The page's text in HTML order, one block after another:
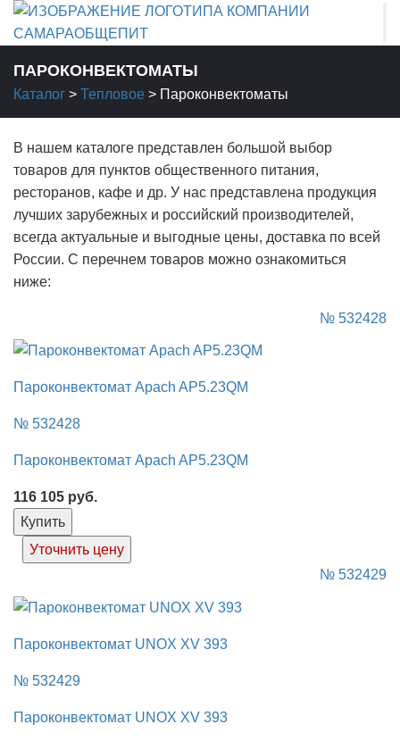
ПАРОКОНВЕКТОМАТЫ
Каталог > Тепловое > Пароконвектоматы
В нашем каталоге представлен большой выбор
товаров для пунктов общественного питания,
ресторанов, кафе и др. У нас представлена продукция
лучших зарубежных и российский производителей,
всегда актуальные и выгодные цены, доставка по всей
России. С перечнем товаров можно ознакомиться
ниже:
№ 532428
Пароконвектомат Apach AP5.23QM
№ 532428
Пароконвектомат Apach AP5.23QM
116 105 руб.
Купить
Уточнить цену
№ 532429
Пароконвектомат UNOX XV 393
№ 532429
Пароконвектомат UNOX XV 393